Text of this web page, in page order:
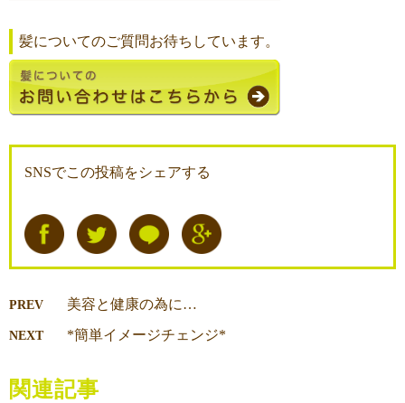
髪についてのご質問お待ちしています。
SNSでこの投稿をシェアする
PREV 美容と健康の為に…
NEXT *簡単イメージチェンジ*
関連記事